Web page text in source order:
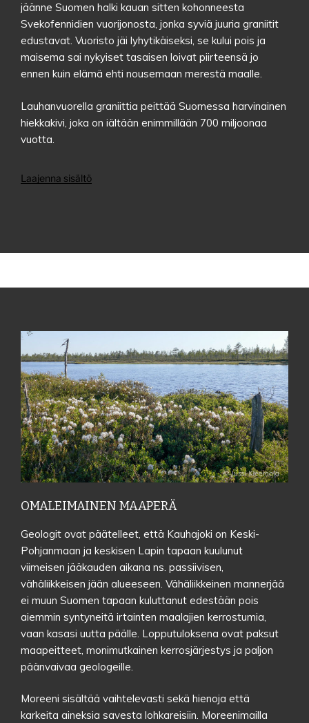
jäänne Suomen halki kauan sitten kohonneesta
Svekofennidien vuorijonosta, jonka syviä juuria graniitit
edustavat. Vuoristo jäi lyhytikäiseksi, se kului pois ja
maisema sai nykyiset tasaisen loivat piirteensä jo
ennen kuin elämä ehti nousemaan merestä maalle.
Lauhanvuorella graniittia peittää Suomessa harvinainen
hiekkakivi, joka on iältään enimmillään 700 miljoonaa
vuotta.
Laajenna sisältö
Maaston painanteet ja matalat vesistöt alkoivat soistua ja kasvattaa
turvepatjojaan heti maan paljastuttua merestä. Eloperäinen turve on
nuorin tulokas Kauhajoen maaperän kiehtovassa luonnonhistoriassa. Iso
Kaivoneva ja Kaivojärvi.
OMALEIMAINEN MAAPERÄ
Geologit ovat päätelleet, että Kauhajoki on Keski-
Pohjanmaan ja keskisen Lapin tapaan kuulunut
viimeisen jääkauden aikana ns. passiivisen,
vähäliikkeisen jään alueeseen. Vähäliikkeinen mannerjää
ei muun Suomen tapaan kuluttanut edestään pois
aiemmin syntyneitä irtainten maalajien kerrostumia,
vaan kasasi uutta päälle. Lopputuloksena ovat paksut
maapeitteet, monimutkainen kerrosjärjestys ja paljon
päänvaivaa geologeille.
Moreeni sisältää vaihtelevasti sekä hienoja että
karkeita aineksia savesta lohkareisiin. Moreenimailla